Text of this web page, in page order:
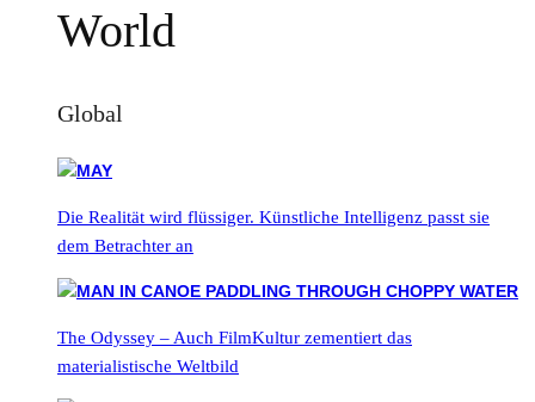
World
Global
Die Realität wird flüssiger. Künstliche Intelligenz passt sie
dem Betrachter an
The Odyssey – Auch FilmKultur zementiert das
materialistische Weltbild